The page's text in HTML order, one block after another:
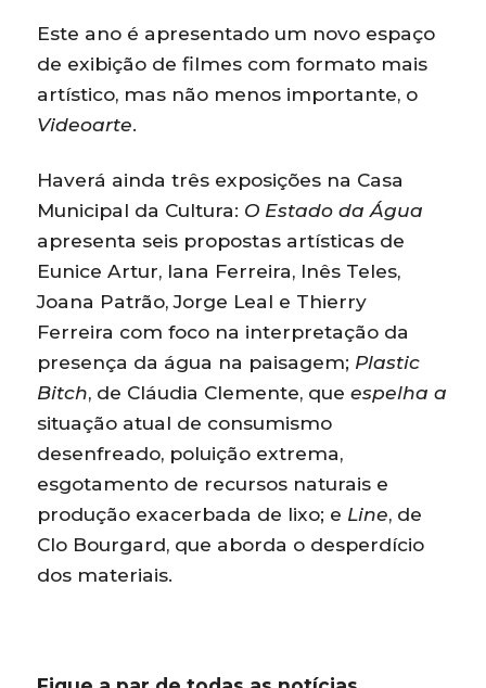
Este ano é apresentado um novo espaço
de exibição de filmes com formato mais
artístico, mas não menos importante, o
Videoarte.
Haverá ainda três exposições na Casa
Municipal da Cultura: O Estado da Água
apresenta seis propostas artísticas de
Eunice Artur, Iana Ferreira, Inês Teles,
Joana Patrão, Jorge Leal e Thierry
Ferreira com foco na interpretação da
presença da água na paisagem; Plastic
Bitch, de Cláudia Clemente, queespelha a
situação atual de consumismo
desenfreado, poluição extrema,
esgotamento de recursos naturais e
produção exacerbada de lixo; e Line, de
Clo Bourgard, que aborda o desperdício
dos materiais.